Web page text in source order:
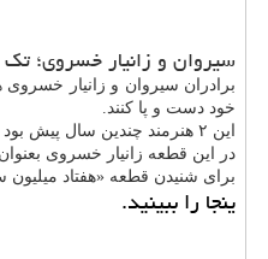
سیروان و زانیار خسروی؛
برادران سیروان و زانیار
خود دست و پا کنند.
این ۲ هنرمند چندین سال پیش بود که بمناسبت صعود تیم ملی فوتبال کشورمان به جام جهانی ۲۰۱۴ تک آهنگ ملی میهنی «هفتاد میلیون ستاره» را منتشر نمودند.
در این قطعه زانیار خسروی
برای شنیدن قطعه «هفتاد میلیون
ینجا را ببینید.